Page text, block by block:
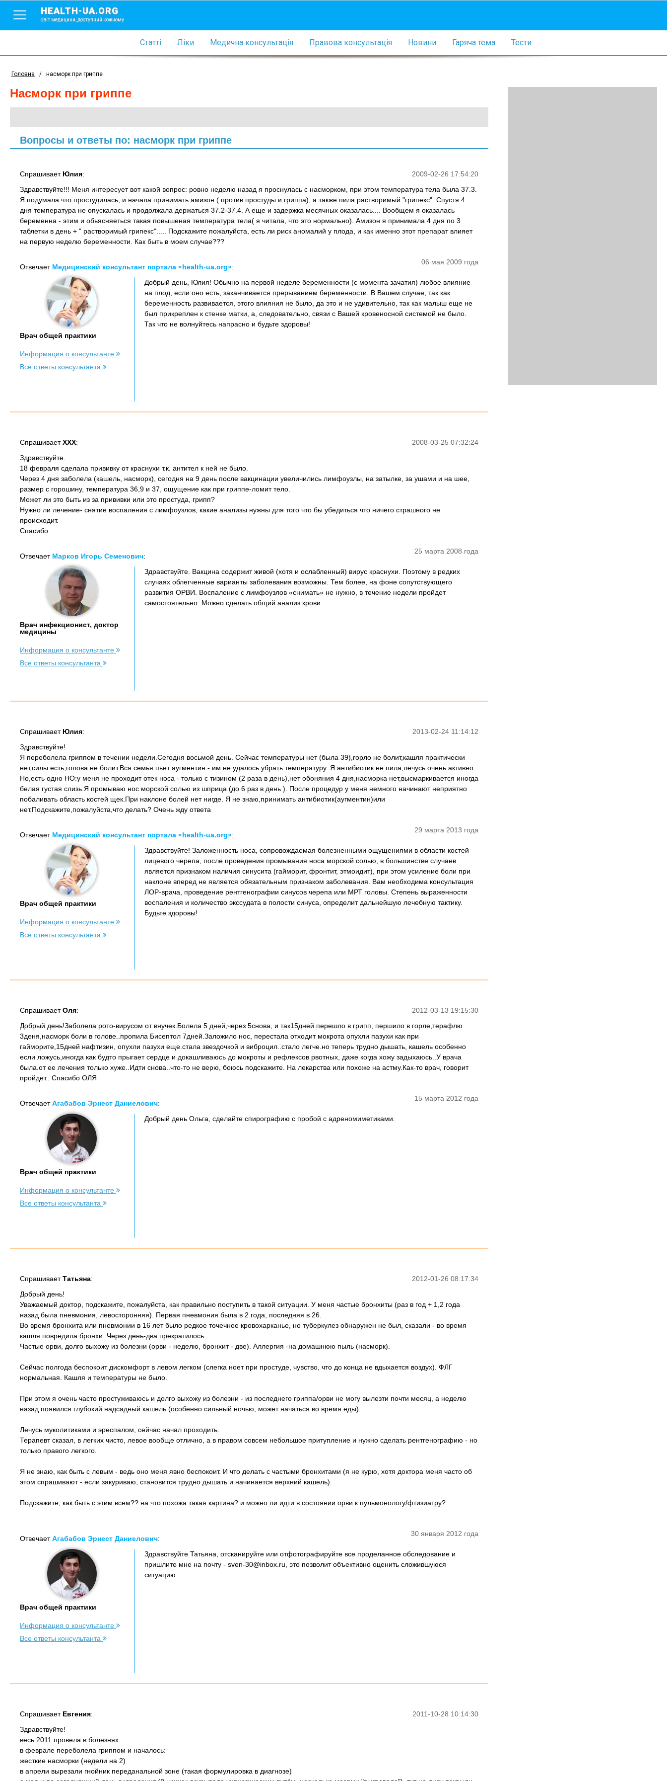
HEALTH-UA.ORG
світ медицини, доступний кожному
Статті Ліки Медична консультація Правова консультація Новини Гаряча тема Тести
Головна / насморк при гриппе
насморк при гриппе
Вопросы и ответы по: насморк при гриппе
2009-02-26 17:54:20
Спрашивает Юлия:
Здравствуйте!!! Меня интересует вот какой вопрос: ровно неделю назад я проснулась с насморком, при этом температура тела была 37.3.
Я подумала что простудилась, и начала принимать амизон ( против простуды и гриппа), а также пила растворимый "грипекс". Спустя 4
дня температура не опускалась и продолжала держаться 37.2-37.4. А еще и задержка месячных оказалась.... Вообщем я оказалась
беременна - этим и обьясняеться такая повышеная температура тела( я читала, что это нормально). Амизон я принимала 4 дня по 3
таблетки в день + " растворимый грипекс"..... Подскажите пожалуйста, есть ли риск аномалий у плода, и как именно этот препарат влияет
на первую неделю беременности. Как быть в моем случае???
06 мая 2009 года
Отвечает Медицинский консультант портала «health-ua.org»:
Врач общей практики
Информация о консультанте
Все ответы консультанта
Добрый день, Юлия! Обычно на первой неделе беременности (с момента зачатия) любое влияние
на плод, если оно есть, заканчивается прерыванием беременности. В Вашем случае, так как
беременность развивается, этого влияния не было, да это и не удивительно, так как малыш еще не
был прикреплен к стенке матки, а, следовательно, связи с Вашей кровеносной системой не было.
Так что не волнуйтесь напрасно и будьте здоровы!
2008-03-25 07:32:24
СпрашиваетXXX:
Здравствуйте.
18 февраля сделала прививку от краснухи т.к. антител к ней не было.
Через 4 дня заболела (кашель, насморк), сегодня на 9 день после вакцинации увеличились лимфоузлы, на затылке, за ушами и на шее,
размер с горошину, температура 36,9 и 37, ощущение как при гриппе-ломит тело.
Может ли это быть из за прививки или это простуда, грипп?
Нужно ли лечение- снятие воспаления с лимфоузлов, какие анализы нужны для того что бы убедиться что ничего страшного не
происходит.
Спасибо.
25 марта 2008 года
Отвечает Марков Игорь Семенович:
Врач инфекционист, доктор
медицины
Информация о консультанте
Все ответы консультанта
Здравствуйте. Вакцина содержит живой (хотя и ослабленный) вирус краснухи. Поэтому в редких
случаях облегченные варианты заболевания возможны. Тем более, на фоне сопутствующего
развития ОРВИ. Воспаление с лимфоузлов «снимать» не нужно, в течение недели пройдет
самостоятельно. Можно сделать общий анализ крови.
2013-02-24 11:14:12
Спрашивает Юлия:
Здравствуйте!
Я переболела гриппом в течении недели.Сегодня восьмой день. Сейчас температуры нет (была 39),горло не болит,кашля практически
нет,силы есть,голова не болит.Вся семья пьет аугментин - им не удалось убрать температуру. Я антибиотик не пила,лечусь очень активно.
Но,есть одно НО:у меня не проходит отек носа - только с тизином (2 раза в день),нет обоняния 4 дня,насморка нет,высмаркивается иногда
белая густая слизь.Я промываю нос морской солью из шприца (до 6 раз в день ). После процедур у меня немного начинают неприятно
побаливать область костей щек.При наклоне болей нет нигде. Я не знаю,принимать антибиотик(аугментин)или
нет.Подскажите,пожалуйста,что делать? Очень жду ответа
29 марта 2013 года
Отвечает Медицинский консультант портала «health-ua.org»:
Врач общей практики
Информация о консультанте
Все ответы консультанта
Здравствуйте! Заложенность носа, сопровождаемая болезненными ощущениями в области костей
лицевого черепа, после проведения промывания носа морской солью, в большинстве случаев
является признаком наличия синусита (гайморит, фронтит, этмоидит), при этом усиление боли при
наклоне вперед не является обязательным признаком заболевания. Вам необходима консультация
ЛОР-врача, проведение рентгенографии синусов черепа или МРТ головы. Степень выраженности
воспаления и количество экссудата в полости синуса, определит дальнейшую лечебную тактику.
Будьте здоровы!
2012-03-13 19:15:30
СпрашиваетОля:
Добрый день!Заболела рото-вирусом от внучек.Болела 5 дней,через 5снова, и так15дней.перешло в грипп, першило в горле,терафлю
3деня,насморк боли в голове..пропила Бисептол 7дней.Заложило нос, перестала отходит мокрота опухли пазухи как при
гайморите,15дней нафтизин, опухли пазухи еще.стала звездочкой и виброцил..стало легче.но теперь трудно дышать, кашель особенно
если ложусь,иногда как будто прыгает сердце и докашливаюсь до мокроты и рефлексов рвотных, даже когда хожу задыхаюсь..У врача
была.от ее лечения только хуже..Идти снова..что-то не верю, боюсь подскажите. На лекарства или похоже на астму.Как-то врач, говорит
пройдет.. Спасибо ОЛЯ
15 марта 2012 года
ОтвечаетАгабабов Эрнест Даниелович:
Врач общей практики
Информация о консультанте
Все ответы консультанта
Добрый день Ольга, сделайте спирографию с пробой с адреномиметиками.
2012-01-26 08:17:34
СпрашиваетТатьяна:
Добрый день!
Уважаемый доктор, подскажите, пожалуйста, как правильно поступить в такой ситуации. У меня частые бронхиты (раз в год + 1,2 года
назад была пневмония, левосторонняя). Первая пневмония была в 2 года, последняя в 26.
Во время бронхита или пневмонии в 16 лет было редкое точечное кровохарканье, но туберкулез обнаружен не был, сказали - во время
кашля повредила бронхи. Через день-два прекратилось.
Частые орви, долго выхожу из болезни (орви - неделю, бронхит - две). Аллергия -на домашнюю пыль (насморк).
Сейчас полгода беспокоит дискомфорт в левом легком (слегка ноет при простуде, чувство, что до конца не вдыхается воздух). ФЛГ
нормальная. Кашля и температуры не было.
При этом я очень часто простуживаюсь и долго выхожу из болезни - из последнего гриппа/орви не могу вылезти почти месяц, а неделю
назад появился глубокий надсадный кашель (особенно сильный ночью, может начаться во время еды).
Лечусь муколитиками и эреспалом, сейчас начал проходить.
Терапевт сказал, в легких чисто, левое вообще отлично, а в правом совсем небольшое притупление и нужно сделать рентгенографию - но
только правого легкого.
Я не знаю, как быть с левым - ведь оно меня явно беспокоит. И что делать с частыми бронхитами (я не курю, хотя доктора меня часто об
этом спрашивают - если закуриваю, становится трудно дышать и начинается верхний кашель).
Подскажите, как быть с этим всем?? на что похожа такая картина? и можно ли идти в состоянии орви к пульмонологу/фтизиатру?
30 января 2012 года
ОтвечаетАгабабов Эрнест Даниелович:
Врач общей практики
Информация о консультанте
Все ответы консультанта
Здравствуйте Татьяна, отсканируйте или отфотографируйте все проделанное обследование и
пришлите мне на почту - sven-30@inbox.ru, это позволит объективно оценить сложившуюся
ситуацию.
2011-10-28 10:14:30
Спрашивает Евгения:
Здравствуйте!
весь 2011 провела в болезнях
в феврале переболела гриппом и началось:
жесткие насморки (недели на 2)
в апрели вырезали гнойник переданальной зоне (такая формулировка в диагнозе)